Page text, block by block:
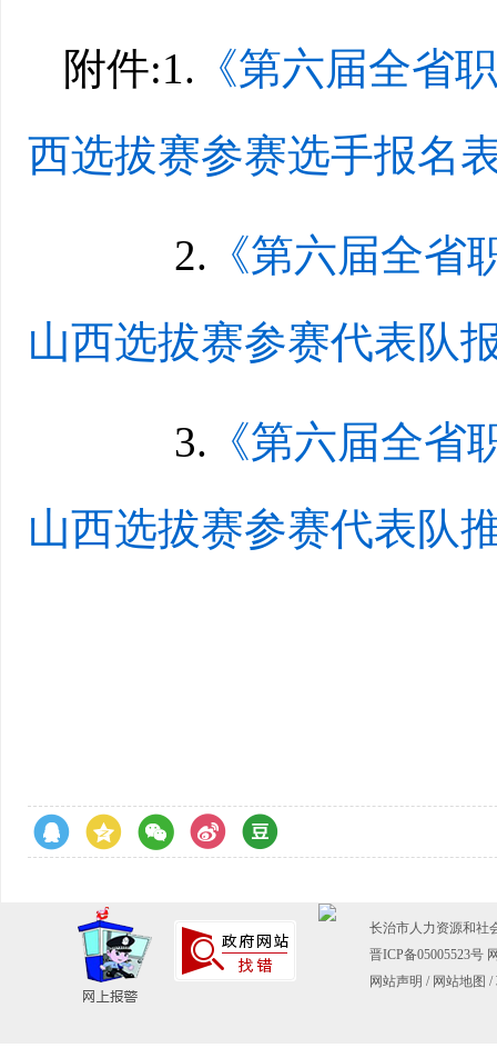
附件:1. 《第六届全省
西选拔赛参赛选手报名
2. 《第六届全
山西选拔赛参赛代表队
3. 《第六届全
山西选拔赛参赛代表队
长治市人力资源和社
晋ICP备05005523号
网站声明 / 网站地图 /